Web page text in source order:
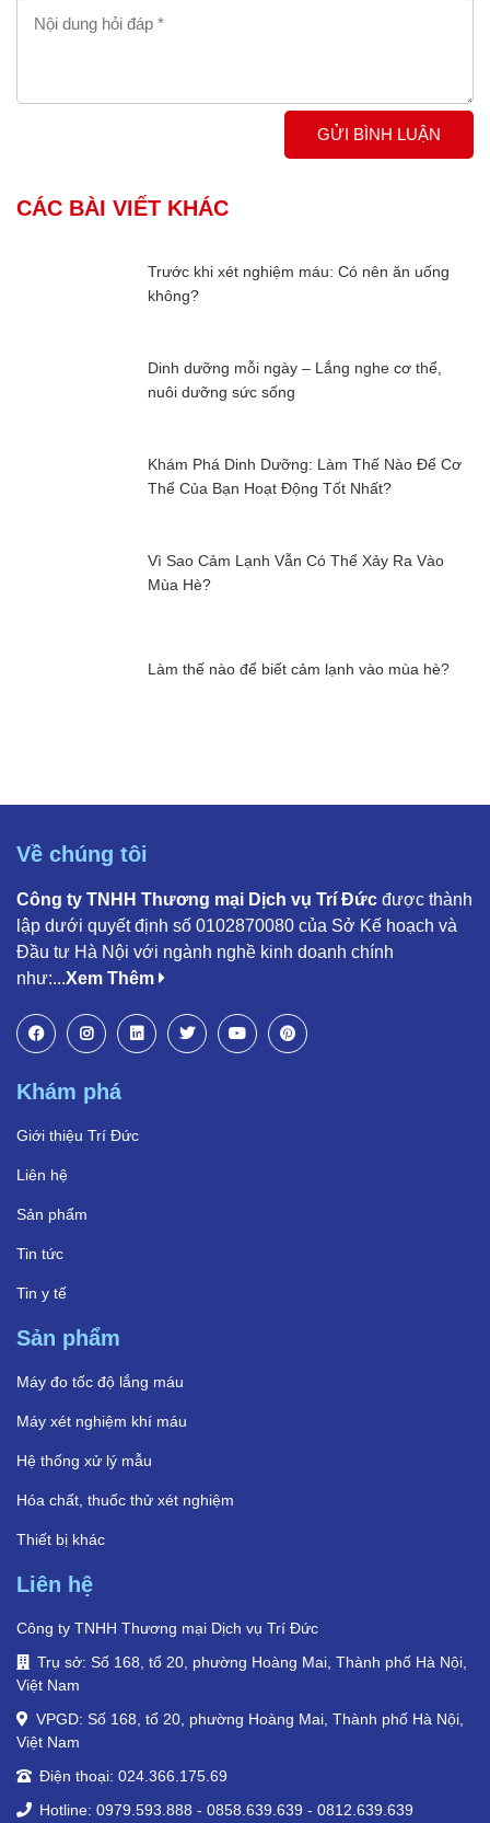
GỬI BÌNH LUẬN
CÁC BÀI VIẾT KHÁC
Trước khi xét nghiệm máu: Có nên ăn uống
không?
Dinh dưỡng mỗi ngày – Lắng nghe cơ thể,
nuôi dưỡng sức sống
Khám Phá Dinh Dưỡng: Làm Thế Nào Để Cơ
Thể Của Bạn Hoạt Động Tốt Nhất?
Vì Sao Cảm Lạnh Vẫn Có Thể Xảy Ra Vào
Mùa Hè?
Làm thế nào để biết cảm lạnh vào mùa hè?
Về chúng tôi
Công ty TNHH Thương mại Dịch vụ Trí Đức được thành
lập dưới quyết định số 0102870080 của Sở Kế hoạch và
Đầu tư Hà Nội với ngành nghề kinh doanh chính
như:...Xem Thêm
Khám phá
Giới thiệu Trí Đức
Liên hệ
Sản phẩm
Tin tức
Tin y tế
Sản phẩm
Máy đo tốc độ lắng máu
Máy xét nghiệm khí máu
Hệ thống xử lý mẫu
Hóa chất, thuốc thử xét nghiệm
Thiết bị khác
Liên hệ
Công ty TNHH Thương mại Dịch vụ Trí Đức
Trụ sở: Số 168, tổ 20, phường Hoàng Mai, Thành phố Hà Nội,
Việt Nam
VPGD: Số 168, tổ 20, phường Hoàng Mai, Thành phố Hà Nội,
Việt Nam
Điện thoại: 024.366.175.69
Hotline: 0979.593.888 - 0858.639.639 - 0812.639.639